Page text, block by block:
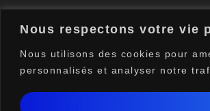
Nous respectons votre vie
Nous utilisons des cookies pour
personnalisés et analyser notre